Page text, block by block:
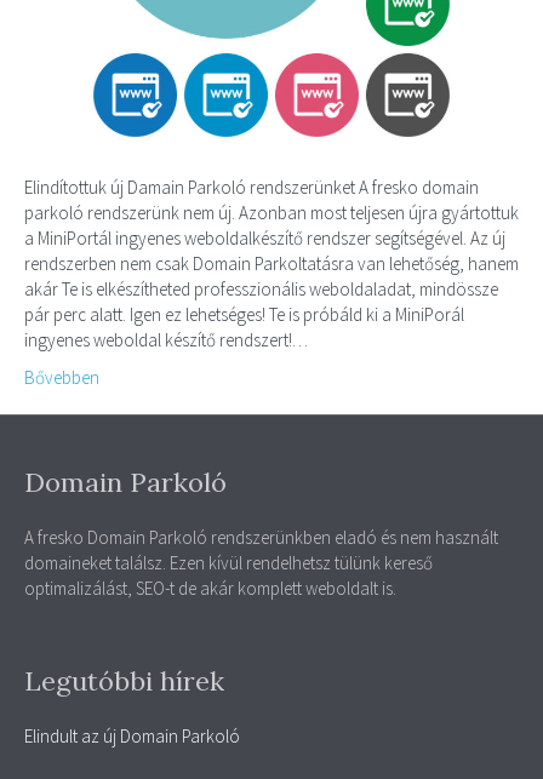
Elindítottuk új Damain Parkoló rendszerünket A fresko domain
parkoló rendszerünk nem új. Azonban most teljesen újra gyártottuk
a MiniPortál ingyenes weboldalkészítő rendszer segítségével. Az új
rendszerben nem csak Domain Parkoltatásra van lehetőség, hanem
akár Te is elkészítheted professzionális weboldaladat, mindössze
pár perc alatt. Igen ez lehetséges! Te is próbáld ki a MiniPorál
ingyenes weboldal készítő rendszert!…
Bővebben
Domain Parkoló
A fresko Domain Parkoló rendszerünkben eladó és nem használt
domaineket találsz. Ezen kívül rendelhetsz tülünk kereső
optimalizálást, SEO-t de akár komplett weboldalt is.
Legutóbbi hírek
Elindult az új Domain Parkoló